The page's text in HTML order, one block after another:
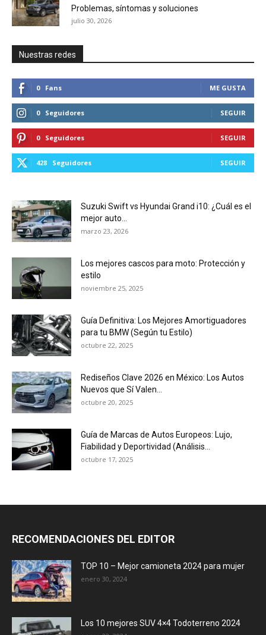
Problemas, síntomas y soluciones
julio 30, 2026
Nuestras redes
0 Fans ME GUSTA
0 Seguidores SEGUIR
0 Seguidores SEGUIR
428 Seguidores SEGUIR
Suzuki Swift vs Hyundai Grand i10: ¿Cuál es el
mejor auto...
marzo 23, 2026
Los mejores cascos para moto: Protección y
estilo
noviembre 25, 2025
Guía Definitiva: Los Mejores Amortiguadores
para tu BMW (Según tu Estilo)
octubre 22, 2025
Rediseños Clave 2026 en México: Los Autos
Nuevos que Sí Valen...
octubre 20, 2025
Guía de Marcas de Autos Europeos: Lujo,
Fiabilidad y Deportividad (Análisis...
octubre 17, 2025
RECOMENDACIONES DEL EDITOR
TOP 10 – Mejor camioneta 2024 para mujer
enero 30, 2024
Los 10 mejores SUV 4×4 Todoterreno 2024